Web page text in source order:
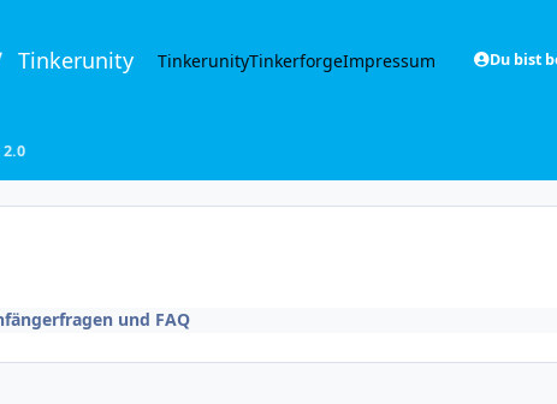
Tinkerunity TinkerunityTinkerforgeImpressum Du bist
und FAQ